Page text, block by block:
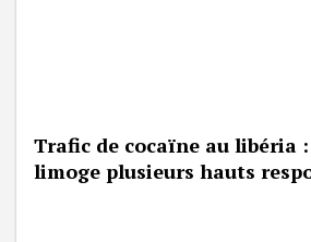
Trafic de cocaïne au libéria
limoge plusieurs hauts